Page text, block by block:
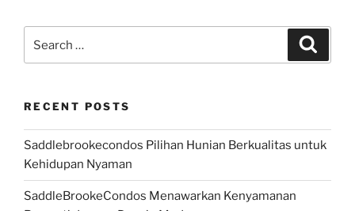
for:
RECENT POSTS
Saddlebrookecondos Pilihan Hunian Berkualitas untuk
Kehidupan Nyaman
SaddleBrookeCondos Menawarkan Kenyamanan